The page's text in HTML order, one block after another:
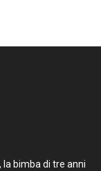
la bimba di tre anni